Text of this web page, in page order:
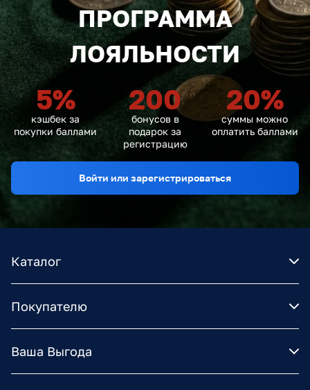
ПРОГРАММА
ЛОЯЛЬНОСТИ
5%
кэшбек за
покупки баллами
200
бонусов в
подарок за
регистрацию
20%
суммы можно
оплатить баллами
Войти или зарегистрироваться
Каталог
Покупателю
Ваша Выгода